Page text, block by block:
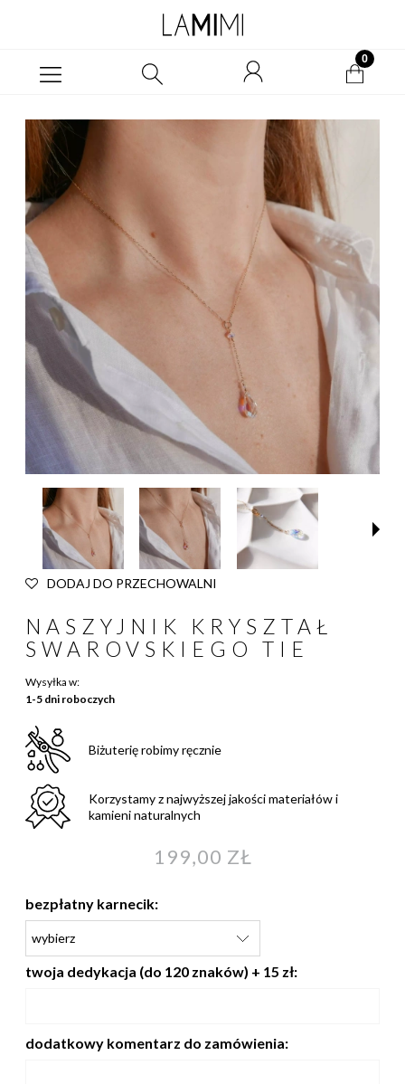
DODAJ DO PRZECHOWALNI
NASZYJNIK KRYSZTAŁ
SWAROVSKIEGO TIE
Wysyłka w:
1-5 dni roboczych
Biżuterię robimy ręcznie
Korzystamy z najwyższej jakości materiałów i
kamieni naturalnych
199,00 ZŁ
bezpłatny karnecik:
twoja dedykacja (do 120 znaków) + 15 zł:
dodatkowy komentarz do zamówienia: